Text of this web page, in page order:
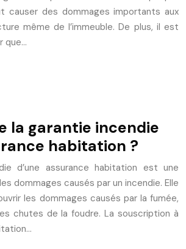
causer des dommages importants aux
même de l’immeuble. De plus, il est
que…
la garantie incendie
habitation ?
d’une assurance habitation est une
dommages causés par un incendie. Elle
les dommages causés par la fumée,
chutes de la foudre. La souscription à